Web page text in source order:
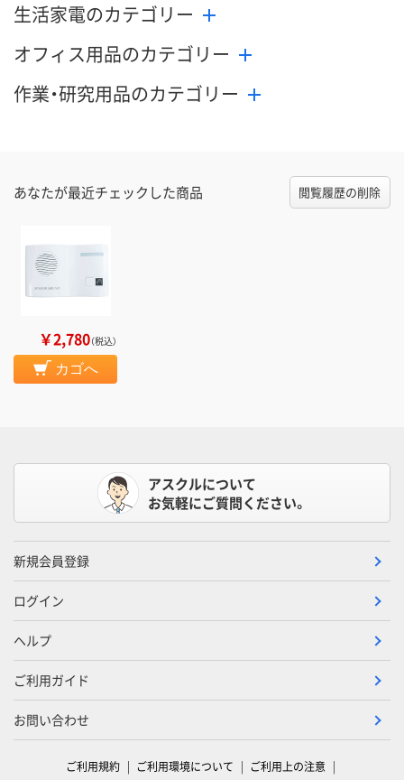
生活家電のカテゴリー
オフィス用品のカテゴリー
作業・研究用品のカテゴリー
あなたが最近チェックした商品 閲覧履歴の削除
￥2,780（税込）
カゴへ
アスクルについて
お気軽にご質問ください。
新規会員登録
ログイン
ヘルプ
ご利用ガイド
お問い合わせ
ご利用規約 ご利用環境について ご利用上の注意